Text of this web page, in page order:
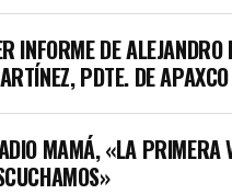
INFORME DE ALEJANDRO
PDTE. DE APAXCO
MAMÁ, «LA PRIMERA